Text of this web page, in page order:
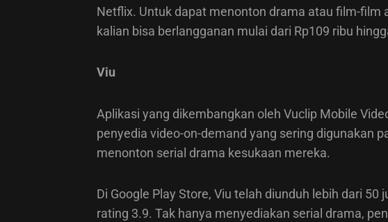
Netflix. Untuk dapat menonton drama atau film-film
kalian bisa berlangganan mulai dari Rp109 ribu
Viu
Aplikasi yang dikembangkan oleh Vuclip Mobile
penyedia video-on-demand yang sering digunakan
menonton serial drama kesukaan mereka.
Di Google Play Store, Viu telah diunduh lebih dari
rating 3.9. Tak hanya menyediakan serial drama,